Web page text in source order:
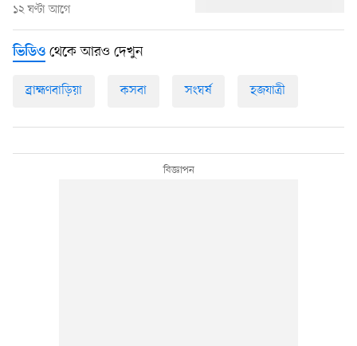
১২ ঘণ্টা আগে
ভিডিও থেকে আরও দেখুন
ব্রাহ্মণবাড়িয়া কসবা সংঘর্ষ হজযাত্রী